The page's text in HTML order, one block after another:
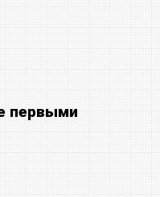
первыми